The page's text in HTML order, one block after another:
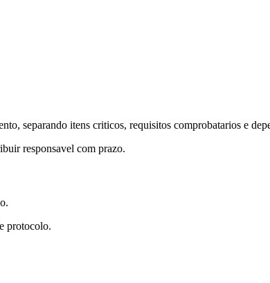
separando itens criticos, requisitos comprobatarios e
responsavel com prazo.
protocolo.